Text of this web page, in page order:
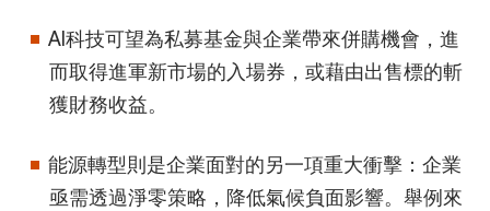
AI科技可望為私募基金與企業帶來併購機會，進
而取得進軍新市場的入場券，或藉由出售標的斬
獲財務收益。
能源轉型則是企業面對的另一項重大衝擊：企業
亟需透過淨零策略，降低氣候負面影響。舉例來